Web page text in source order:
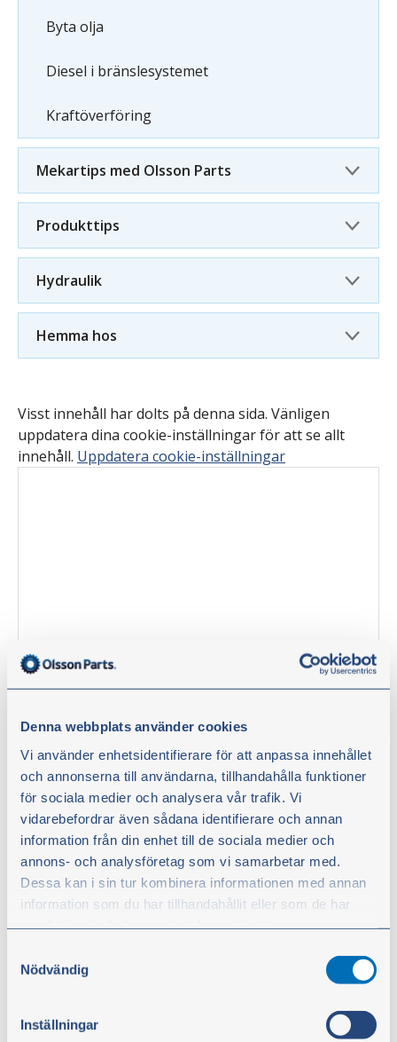
Denna webbplats använder cookies
Vi använder enhetsidentifierare för att anpassa innehållet
och annonserna till användarna, tillhandahålla funktioner
för sociala medier och analysera vår trafik. Vi
vidarebefordrar även sådana identifierare och annan
information från din enhet till de sociala medier och
annons- och analysföretag som vi samarbetar med.
Dessa kan i sin tur kombinera informationen med annan
information som du har tillhandahållit eller som de har
Du kan när som helst ändra ditt val. För att återkalla ditt
samtycke klickar du på ”Cookie-ikonen” längst ned till
Nödvändig
Inställningar
Byta olja
Diesel i bränslesystemet
Kraftöverföring
Mekartips med Olsson Parts
Produkttips
Hydraulik
Hemma hos
Visst innehåll har dolts på denna sida. Vänligen
uppdatera dina cookie-inställningar för att se allt
innehåll. Uppdatera cookie-inställningar
Mekartips med Olsson Parts - Byte
av startbatteri
I den här filmen byter traktormekaniker Stefan
Hildingsson startbatteri och batterifrånskiljare samt
ledningarna däremellan på sin Volvo BM 800. Du får
också tips om vad som är viktigt att tänka på när du
beställer nytt batteri och tillhörande delar till din
Missa inget! Följ @olssonparts även på Facebook
Byte av startbatteri